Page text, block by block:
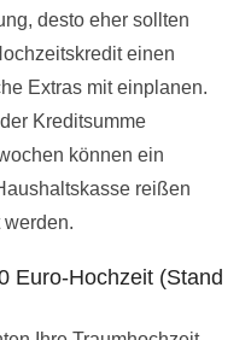
desto eher sollten
einen
Extras mit einplanen.
Kreditsumme
können ein
reißen
Euro-Hochzeit (Stand